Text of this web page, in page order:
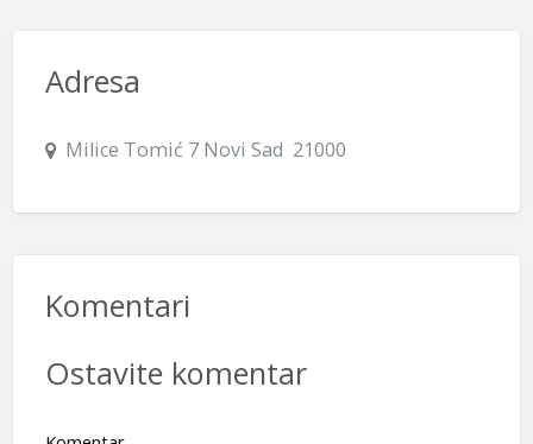
Adresa
Milice Tomić 7 Novi Sad 21000
Komentari
Ostavite komentar